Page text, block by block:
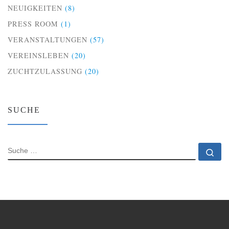
NEUIGKEITEN (8)
PRESS ROOM (1)
VERANSTALTUNGEN (57)
VEREINSLEBEN (20)
ZUCHTZULASSUNG (20)
SUCHE
SUCHE